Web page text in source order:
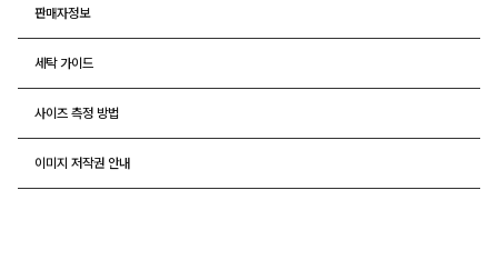
판매자정보
세탁 가이드
사이즈 측정 방법
이미지 저작권 안내